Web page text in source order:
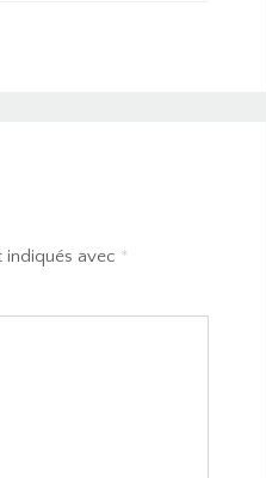
indiqués avec *